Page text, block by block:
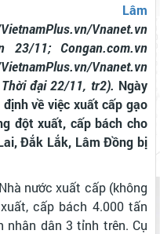
Vnanet.vn
23/11; Congan.com.vn
Vnanet.vn
đại 22/11, tr2). Ngày
về việc xuất cấp gạo
đột xuất, cấp bách cho
Đắk Lắk, Lâm Đồng bị
nước xuất cấp (không
cấp bách 4.000 tấn
nhân dân 3 tỉnh trên. Cụ